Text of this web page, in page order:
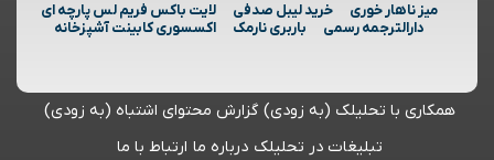
میز ناهار خوری خرید لیبل صدفی
لایت باکس فریم لس پارچه ای
دارالترجمه رسمی
باربری نارمک اکسسوری کابینت آشپزخانه
همکاری با تحلیلک (به زودی) گزارش محتوای اشتباه (به زودی)
تبلیغات در تحلیلک درباره ما ارتباط با ما